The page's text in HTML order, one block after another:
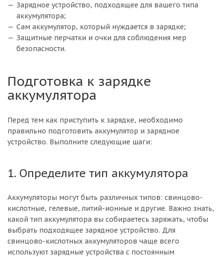
Зарядное устройство, подходящее для вашего типа
аккумулятора;
Сам аккумулятор, который нуждается в зарядке;
Защитные перчатки и очки для соблюдения мер
безопасности.
Подготовка к зарядке
аккумулятора
Перед тем как приступить к зарядке, необходимо
правильно подготовить аккумулятор и зарядное
устройство. Выполните следующие шаги:
1. Определите тип аккумулятора
Аккумуляторы могут быть различных типов: свинцово-
кислотные, гелевые, литий-ионные и другие. Важно знать,
какой тип аккумулятора вы собираетесь заряжать, чтобы
выбрать подходящее зарядное устройство. Для
свинцово-кислотных аккумуляторов чаще всего
используют зарядные устройства с постоянным